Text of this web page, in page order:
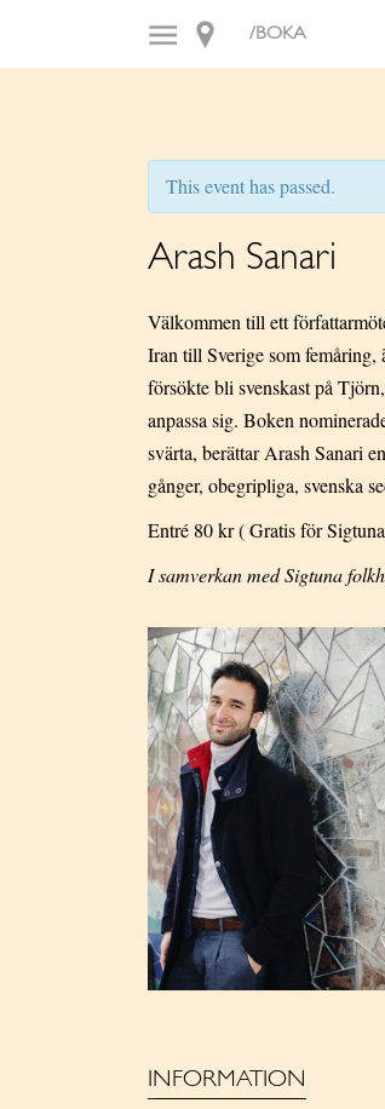
/BOKA
This event has passed.
Arash Sanari
Välkommen till ett
Iran till Sverige som femåring,
försökte bli svenskast på
anpassa sig. Boken
svärta, berättar Arash Sanari
gånger, obegripliga, svenska
Entré 80 kr ( Gratis för
I samverkan med Sigtuna
INFORMATION